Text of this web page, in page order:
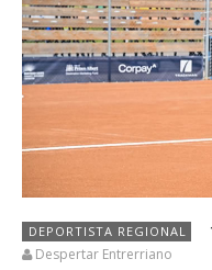
DEPORTISTA REGIONAL
Despertar Entrerriano